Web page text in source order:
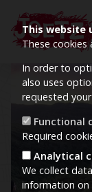
This website
These cookies
In order to
also uses
requested
Functional
Required
Analytical
We collect
information on
Image